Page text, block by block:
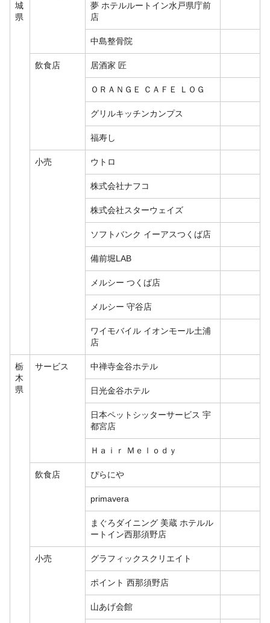
城
県
夢 ホテルルートイン水戸県庁前
店
中島整骨院
飲食店 居酒家 匠
ＯＲＡＮＧＥ ＣＡＦＥ ＬＯＧ
グリルキッチンカンプス
福寿し
小売 ウトロ
株式会社ナフコ
株式会社スターウェイズ
ソフトバンク イーアスつくば店
備前堀LAB
メルシー つくば店
メルシー 守谷店
ワイモバイル イオンモール土浦
店
栃
木
県
サービス 中禅寺金谷ホテル
日光金谷ホテル
日本ペットシッターサービス 宇
都宮店
Ｈａｉｒ Ｍｅｌｏｄｙ
飲食店 ぴらにや
primavera
まぐろダイニング 美蔵 ホテルル
ートイン西那須野店
小売 グラフィックスクリエイト
ポイント 西那須野店
山あげ会館